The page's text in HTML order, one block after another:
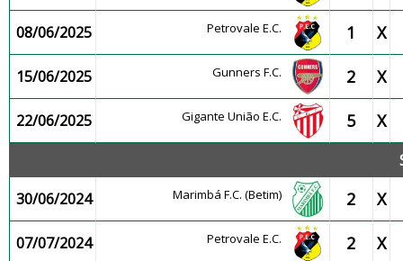
08/06/2025 Petrovale E.C. 1 X
15/06/2025 Gunners F.C. 2 X
22/06/2025 Gigante União E.C. 5 X
30/06/2024
Marimbá F.C. (Betim) 2 X
07/07/2024 Petrovale E.C. 2 X